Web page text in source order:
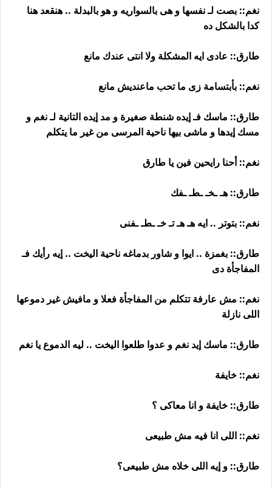
نغم:: بصت لـ نفسها و هى بالسواريه و هو بالبدلة .. هنقعد هنا
كدا بالشكل ده
طارق:: عادى ايه المشكلة ولا انتى عندك مانع
نغم:: بأبتسامة زى ما تحب ماعنديش مانع
طارق:: ماسك فـ إيده شنطة صغيرة و مد إيده التانية لـ نغم و
مسك إيدها و ماشى بيها ناحية المرسى من غير ما يتكلم
نغم:: أحنا رايحين فين يا طارق
طارق:: هـ ـخـ ـطـ ـفك
نغم:: بتوتر .. ايه هـ هـ تـ خـ ـطـ ـفنى
طارق:: بغمزة .. ايوا و شاور بدماغه ناحية اليخت .. إيه رأيك فـ
المفاجأة دى
نغم:: مش عارفة تتكلم من المفاجأة فعلا و مافيش غير دموعها
اللى نازلة
طارق:: ماسك إيد نغم و عدوا طلعوا اليخت .. ليه الدموع يا نغم
نغم:: خايفة
طارق:: خايفة و انا معاكى ؟
نغم:: اللى انا فيه مش طبيعى
طارق:: و إيه اللى خلاه مش طبيعى؟